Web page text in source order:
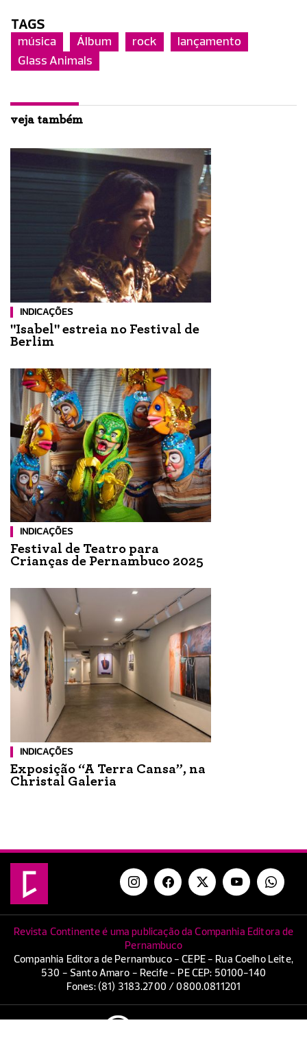
TAGS
música Álbum rock
lançamento
Glass Animals
veja também
INDICAÇÕES
"Isabel" estreia no Festival de
Berlim
INDICAÇÕES
Festival de Teatro para
Crianças de Pernambuco 2025
INDICAÇÕES
Exposição “A Terra Cansa”, na
Christal Galeria
Revista Continente é uma publicação da Companhia Editora de
Pernambuco
Companhia Editora de Pernambuco - CEPE - Rua Coelho Leite,
530 - Santo Amaro - Recife - PE CEP: 50100-140
Fones: (81) 3183.2700 / 0800.0811201